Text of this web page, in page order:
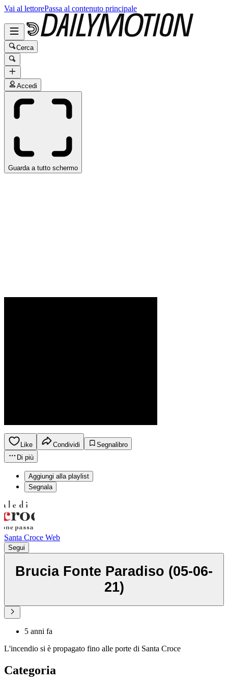
Vai al lettorePassa al contenuto principale
Cerca
Accedi
Guarda a tutto schermo
Like Condividi
Segnalibro
Di più
Aggiungi alla playlist
Segnala
Santa Croce Web
Segui
Brucia Fonte Paradiso (05-06-
21)
5 anni fa
L'incendio si è propagato fino alle porte di Santa Croce
Categoria